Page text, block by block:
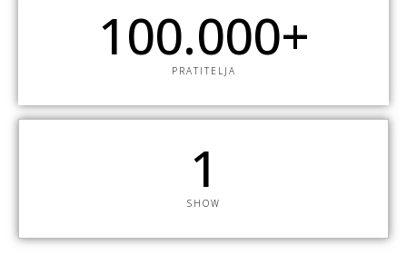
100.000+
PRATITELJA
1
SHOW